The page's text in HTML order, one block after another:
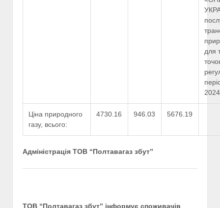
для
Ціна природного
газу, всього:
4730.16 946.03 5676.19
Адміністрація ТОВ “Полтавагаз збут”
ТОВ “Полтавагаз збут” інформує споживачів